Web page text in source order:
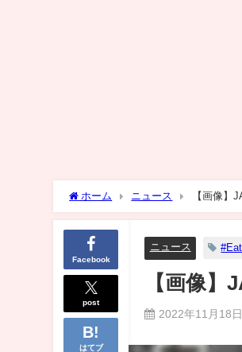
ホーム ニュース 【画像】
Facebook
post
はてブ
ニュース
【画像】
2022年11月18日